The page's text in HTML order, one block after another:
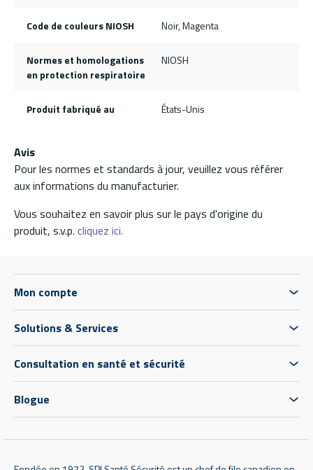
Code de couleurs NIOSH Noir, Magenta
Normes et homologations
en protection respiratoire
NIOSH
Produit fabriqué au États-Unis
Avis
Pour les normes et standards à jour, veuillez vous référer
aux informations du manufacturier.
Vous souhaitez en savoir plus sur le pays d'origine du
produit, s.v.p. cliquez ici.
Mon compte
Solutions & Services
Consultation en santé et sécurité
Blogue